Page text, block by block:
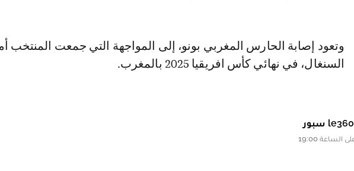
وتعود إصابة الحارس المغربي بونو، إلى المواجهة التي جمعت المنتخب
السنغال، في نهائي كأس افريقيا 2025 بالمغرب.
le360 سبور